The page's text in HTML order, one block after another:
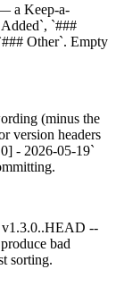
a Keep-a-
`###
Other`. Empty
(minus the
version headers
- 2026-05-19`
v1.3.0..HEAD --
bad
sorting.